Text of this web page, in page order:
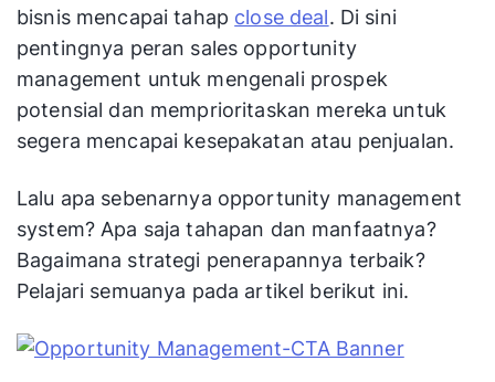
bisnis mencapai tahap close deal. Di sini
pentingnya peran sales opportunity
management untuk mengenali prospek
potensial dan memprioritaskan mereka untuk
segera mencapai kesepakatan atau penjualan.
Lalu apa sebenarnya opportunity management
system? Apa saja tahapan dan manfaatnya?
Bagaimana strategi penerapannya terbaik?
Pelajari semuanya pada artikel berikut ini.